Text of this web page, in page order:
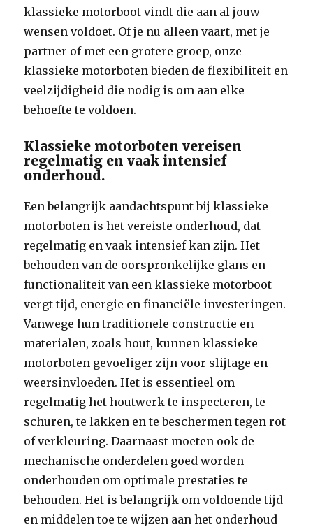
klassieke motorboot vindt die aan al jouw
wensen voldoet. Of je nu alleen vaart, met je
partner of met een grotere groep, onze
klassieke motorboten bieden de flexibiliteit en
veelzijdigheid die nodig is om aan elke
behoefte te voldoen.
Klassieke motorboten vereisen
regelmatig en vaak intensief
onderhoud.
Een belangrijk aandachtspunt bij klassieke
motorboten is het vereiste onderhoud, dat
regelmatig en vaak intensief kan zijn. Het
behouden van de oorspronkelijke glans en
functionaliteit van een klassieke motorboot
vergt tijd, energie en financiële investeringen.
Vanwege hun traditionele constructie en
materialen, zoals hout, kunnen klassieke
motorboten gevoeliger zijn voor slijtage en
weersinvloeden. Het is essentieel om
regelmatig het houtwerk te inspecteren, te
schuren, te lakken en te beschermen tegen rot
of verkleuring. Daarnaast moeten ook de
mechanische onderdelen goed worden
onderhouden om optimale prestaties te
behouden. Het is belangrijk om voldoende tijd
en middelen toe te wijzen aan het onderhoud